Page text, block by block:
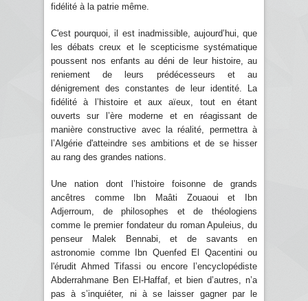
fidélité à la patrie même.
C'est pourquoi, il est inadmissible, aujourd’hui, que
les débats creux et le scepticisme systématique
poussent nos enfants au déni de leur histoire, au
reniement de leurs prédécesseurs et au
dénigrement des constantes de leur identité. La
fidélité à l’histoire et aux aïeux, tout en étant
ouverts sur l’ère moderne et en réagissant de
manière constructive avec la réalité, permettra à
l’Algérie d'atteindre ses ambitions et de se hisser
au rang des grandes nations.
Une nation dont l’histoire foisonne de grands
ancêtres comme Ibn Maâti Zouaoui et Ibn
Adjerroum, de philosophes et de théologiens
comme le premier fondateur du roman Apuleius, du
penseur Malek Bennabi, et de savants en
astronomie comme Ibn Quenfed El Qacentini ou
l'érudit Ahmed Tifassi ou encore l’encyclopédiste
Abderrahmane Ben El-Haffaf, et bien d’autres, n’a
pas à s’inquiéter, ni à se laisser gagner par le